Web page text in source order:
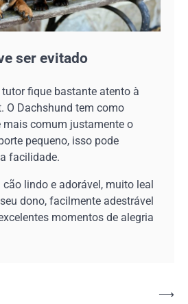
ser evitado
fique bastante atento à
O Dachshund tem como
mais comum justamente o
pequeno, isso pode
facilidade.
cão lindo e adorável, muito leal
dono, facilmente adestrável
momentos de alegria
⟶